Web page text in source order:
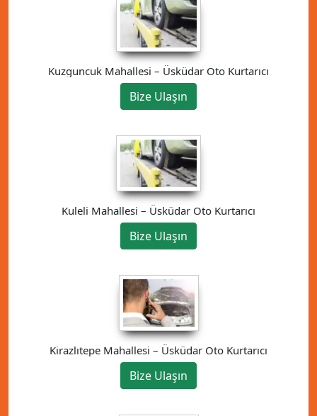
Kuzguncuk Mahallesi – Üsküdar Oto Kurtarıcı
Bize Ulaşın
Kuleli Mahallesi – Üsküdar Oto Kurtarıcı
Bize Ulaşın
Kirazlıtepe Mahallesi – Üsküdar Oto Kurtarıcı
Bize Ulaşın